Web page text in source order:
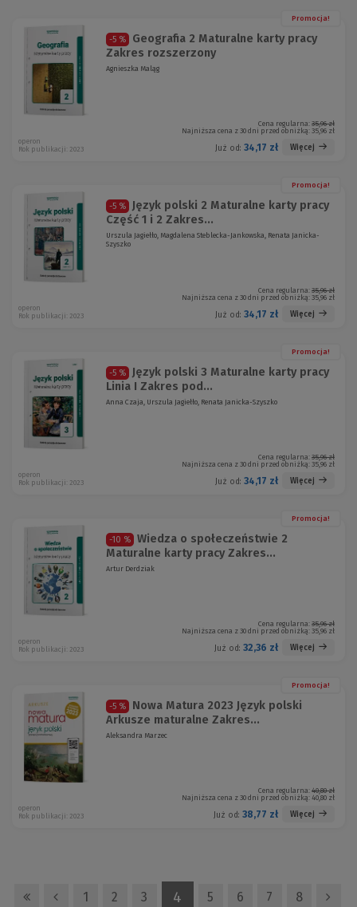
Promocja!
-5 %
Geografia 2 Maturalne karty pracy
Zakres rozszerzony
Agnieszka Maląg
Cena regularna: 35,96 zł
Najniższa cena z 30 dni przed obniżką: 35,96 zł
Już od: 34,17 zł Więcej
operon
Rok publikacji: 2023
Promocja!
-5 %
Język polski 2 Maturalne karty pracy
Część 1 i 2 Zakres...
Urszula Jagiełło, Magdalena Steblecka-Jankowska, Renata Janicka-
Szyszko
Cena regularna: 35,96 zł
Najniższa cena z 30 dni przed obniżką: 35,96 zł
Już od: 34,17 zł Więcej
operon
Rok publikacji: 2023
Promocja!
-5 %
Język polski 3 Maturalne karty pracy
Linia I Zakres pod...
Anna Czaja, Urszula Jagiełło, Renata Janicka-Szyszko
Cena regularna: 35,96 zł
Najniższa cena z 30 dni przed obniżką: 35,96 zł
Już od: 34,17 zł Więcej
operon
Rok publikacji: 2023
Promocja!
-10 %
Wiedza o społeczeństwie 2
Maturalne karty pracy Zakres...
Artur Derdziak
Cena regularna: 35,96 zł
Najniższa cena z 30 dni przed obniżką: 35,96 zł
Już od: 32,36 zł Więcej
operon
Rok publikacji: 2023
Promocja!
-5 %
Nowa Matura 2023 Język polski
Arkusze maturalne Zakres...
Aleksandra Marzec
Cena regularna: 40,80 zł
Najniższa cena z 30 dni przed obniżką: 40,80 zł
Już od: 38,77 zł Więcej
operon
Rok publikacji: 2023
1 2 3 4 5 6 7 8